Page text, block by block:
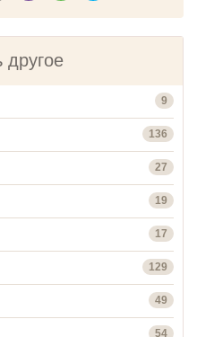
9
136
27
19
17
129
49
54